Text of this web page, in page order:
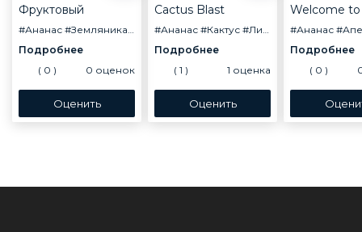
Фруктовый
#Ананас #Земляника #Кактус
( 0 ) 0 оценок
Cactus Blast
#Ананас #Кактус #Лимонад #Манго
( 1 ) 1 оценка
Welcome to
#Ананас
( 0 )